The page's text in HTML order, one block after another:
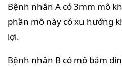
Bệnh nhân A có 3mm mô
phần mô này có xu hướng
lợi.
Bệnh nhân B có mô bám